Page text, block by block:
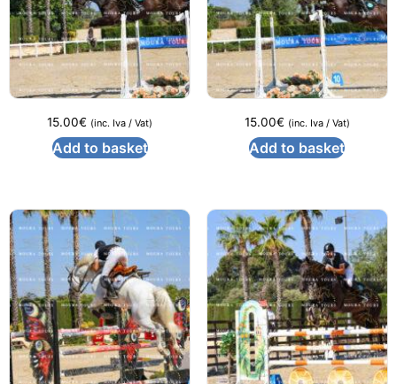
15.00€ (inc. Iva / Vat)
Add to basket
15.00€ (inc. Iva / Vat)
Add to basket